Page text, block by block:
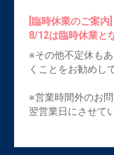
[臨時休業のご案内]
8/12は臨時休業と
※その他不定休も
くことをお勧めし
※営業時間外のお
翌営業日にさせて